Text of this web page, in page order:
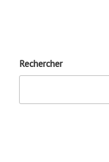
Rechercher